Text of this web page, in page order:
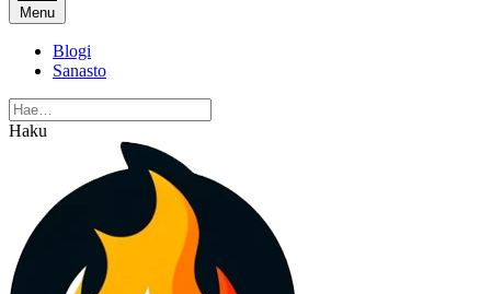
Menu
Blogi
Sanasto
Haku